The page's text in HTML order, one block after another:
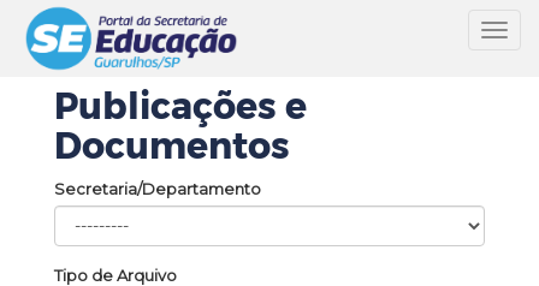
Publicações e
Documentos
Secretaria/Departamento
Tipo de Arquivo